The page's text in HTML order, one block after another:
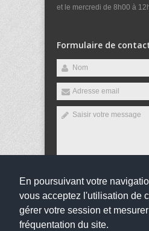
En poursuivant votre
vous acceptez l'utilisation de
gérer votre session et
fréquentation du site.
et le mercredi de 8h00 à
Formulaire de
Envoyer